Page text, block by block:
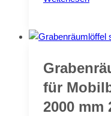
ben­
löf­
für
für
2000 mm